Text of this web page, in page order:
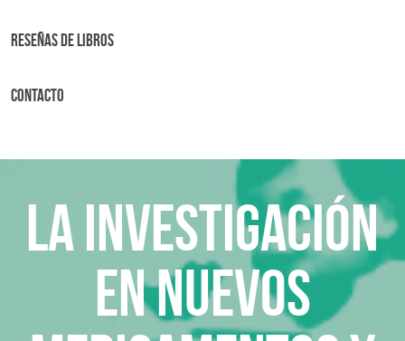
Reseñas de libros
Contacto
La investigación
en nuevos